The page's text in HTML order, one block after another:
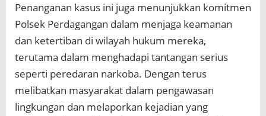
Penanganan kasus ini juga menunjukkan komitmen
Polsek Perdagangan dalam menjaga keamanan
dan ketertiban di wilayah hukum mereka,
terutama dalam menghadapi tantangan serius
seperti peredaran narkoba. Dengan terus
melibatkan masyarakat dalam pengawasan
lingkungan dan melaporkan kejadian yang